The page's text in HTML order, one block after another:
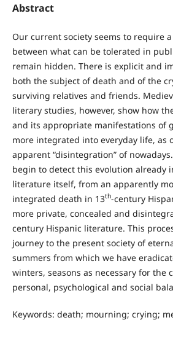
Abstract
Our current society seems to require
between what can be tolerated in
remain hidden. There is explicit and
both the subject of death and of the
surviving relatives and friends.
literary studies, however, show how
and its appropriate manifestations of
more integrated into everyday life, as
apparent “disintegration” of
begin to detect this evolution already
literature itself, from an apparently
integrated death in 13th-century
more private, concealed and
century Hispanic literature. This
journey to the present society of
summers from which we have
winters, seasons as necessary for the
personal, psychological and social
Keywords: death; mourning; crying;